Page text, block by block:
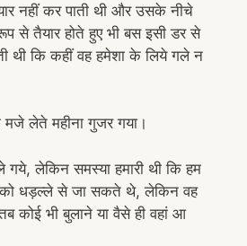
नहीं कर पाती थी और उसके नीचे
से तैयार होते हुए भी बस इसी डर से
थी कि कहीं वह हमेशा के लिये गले न
मजे लेते महीना गुजर गया।
गये, लेकिन समस्या हमारी थी कि हम
को धड़ल्ले से जा सकते थे, लेकिन वह
कोई भी बुलाने या वैसे ही वहां आ